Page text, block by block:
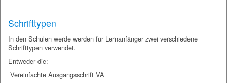
Schrifttypen
In den Schulen werde werden für Lernanfänger zwei verschiedene
Schrifttypen verwendet.
Entweder die:
Vereinfachte Ausgangsschrift VA